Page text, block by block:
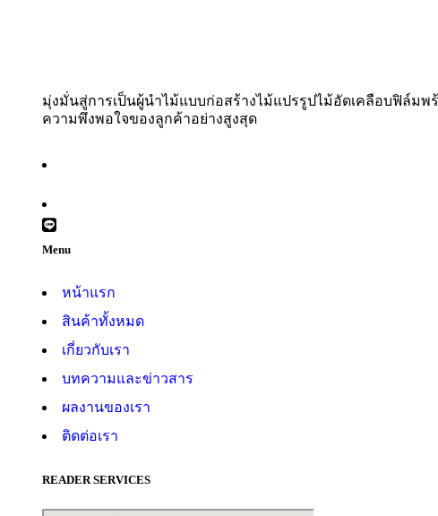
มุ่งมั่นสู่การเป็นผู้นำไม้แบบก่อสร้างไม้แปรรูปไม้อัดเคลือบฟิล์มพ
ความพึงพอใจของลูกค้าอย่างสูงสุด
Menu
หน้าแรก
สินค้าทั้งหมด
เกี่ยวกับเรา
บทความและข่าวสาร
ผลงานของเรา
ติดต่อเรา
READER SERVICES